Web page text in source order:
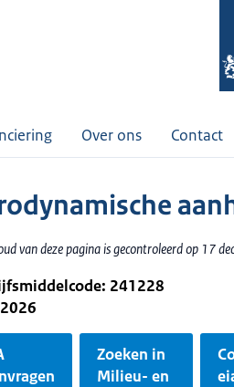
Over ons Contact
van deze pagina is gecontroleerd op 17
241228
Zoeken in
Milieu- en